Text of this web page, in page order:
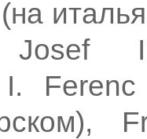
Josef
Ferenc